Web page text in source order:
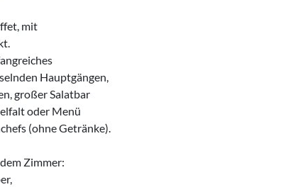
mit
Hauptgängen,
großer Salatbar
oder Menü
(ohne Getränke).
Zimmer: